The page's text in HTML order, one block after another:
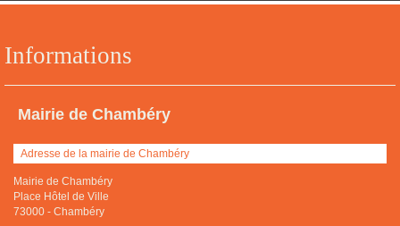
Informations
Mairie de Chambéry
Adresse de la mairie de Chambéry
Mairie de Chambéry
Place Hôtel de Ville
73000 - Chambéry